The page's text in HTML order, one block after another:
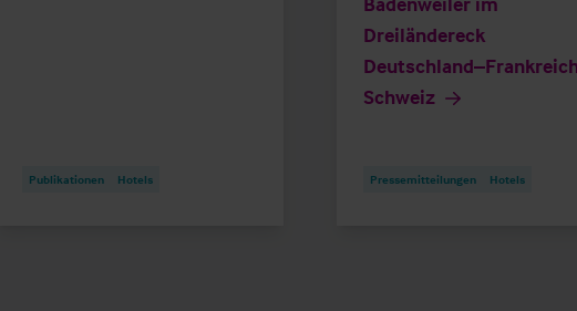
Publikationen Hotels
Dreiländereck
Schweiz
Pressemitteilungen Hotels